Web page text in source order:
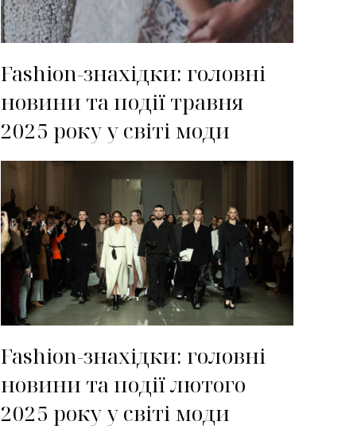
Fashion-знахідки: головні
новини та події травня
2025 року у світі моди
Fashion-знахідки: головні
новини та події лютого
2025 року у світі моди